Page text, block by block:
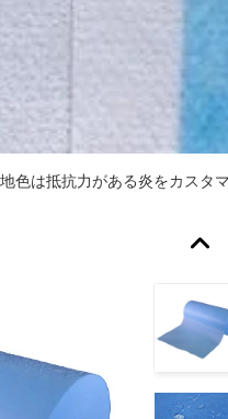
色は抵抗力がある炎をカスタ